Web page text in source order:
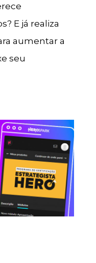
E já realiza
aumentar a
seu